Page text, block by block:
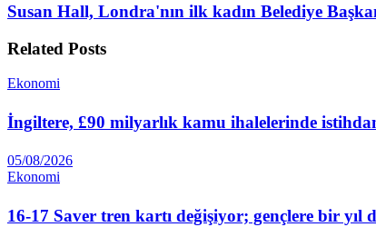
Susan Hall, Londra'nın ilk kadın Belediye
Related Posts
Ekonomi
İngiltere, £90 milyarlık kamu ihalelerinde
05/08/2026
Ekonomi
16-17 Saver tren kartı değişiyor; gençlere bir yıl